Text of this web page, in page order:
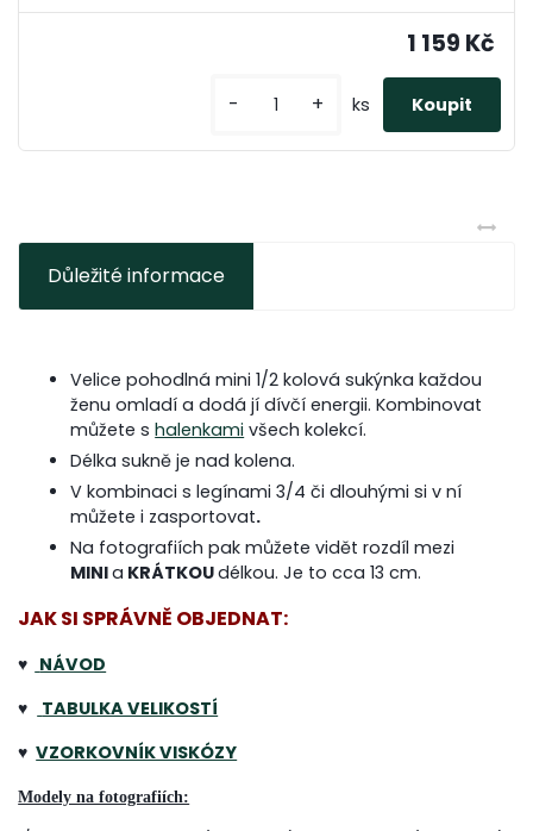
1 159 Kč
- + ks
Důležité informace
Velice pohodlná mini 1/2 kolová sukýnka každou
ženu omladí a dodá jí dívčí energii. Kombinovat
můžete shalenkami všech kolekcí.
Délka sukně je nad kolena.
V kombinaci s legínami 3/4 či dlouhými si v ní
můžete i zasportovat.
Na fotografiích pak můžete vidět rozdíl mezi
MINIa KRÁTKOUdélkou. Je to cca 13 cm.
JAK SI SPRÁVNĚ OBJEDNAT:
♥ NÁVOD
♥
TABULKA VELIKOSTÍ
♥ VZORKOVNÍK VISKÓZY
Modely na fotografiích: